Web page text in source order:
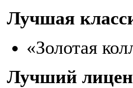
Лучшая
«Золотая
Лучший